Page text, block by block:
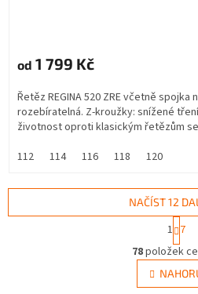
od 1 799 Kč
Řetěz REGINA 520 ZRE včetně spojka
rozebíratelná. Z-kroužky: snížené
životnost oproti klasickým řetězům
112
114 116 118 120
O
v
l
á
NAČÍST 12
S
t
r
á
n
k
1 7
78položek